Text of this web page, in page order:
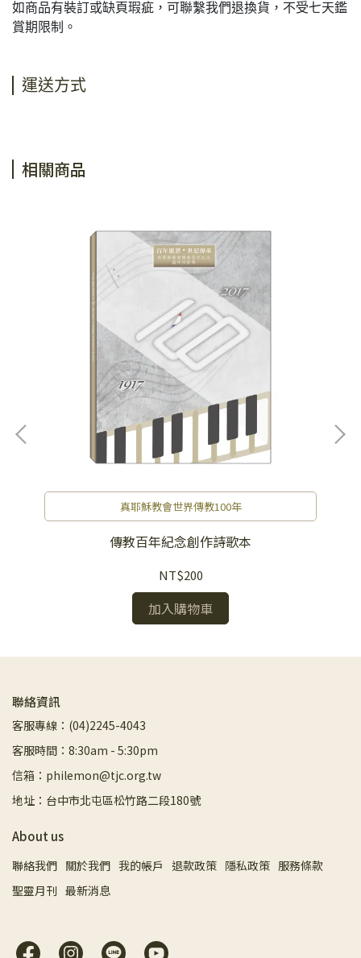
如商品有裝訂或缺頁瑕疵，可聯繫我們退換貨，不受七天鑑
賞期限制。
運送方式
相關商品
真耶穌教會世界傳教100年
傳教百年紀念創作詩歌本
NT$200
加入購物車
聯絡資訊
客服專線：(04)2245-4043
客服時間：8:30am - 5:30pm
信箱：philemon@tjc.org.tw
地址：台中市北屯區松竹路二段180號
About us
聯絡我們 關於我們 我的帳戶 退款政策 隱私政策 服務條款
聖靈月刊 最新消息